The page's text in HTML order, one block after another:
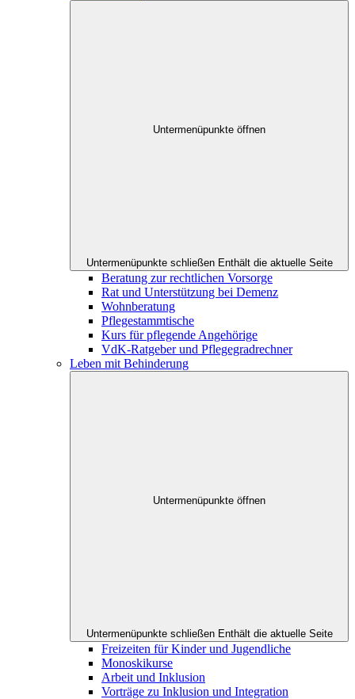
Untermenüpunkte öffnen
Untermenüpunkte schließen Enthält die aktuelle Seite
Beratung zur rechtlichen Vorsorge
Rat und Unterstützung bei Demenz
Wohnberatung
Pflegestammtische
Kurs für pflegende Angehörige
VdK-Ratgeber und Pflegegradrechner
Leben mit Behinderung
Untermenüpunkte öffnen
Untermenüpunkte schließen Enthält die aktuelle Seite
Freizeiten für Kinder und Jugendliche
Monoskikurse
Arbeit und Inklusion
Vorträge zu Inklusion und Integration